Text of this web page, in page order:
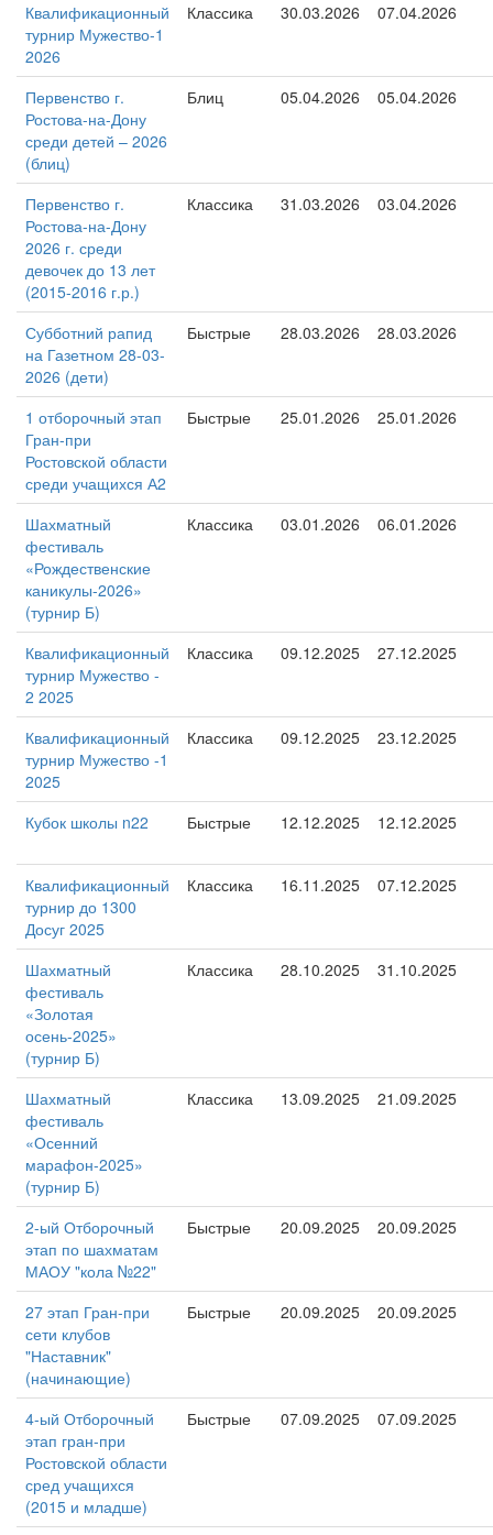
Квалификационный
турнир Мужество-1
2026
Классика 30.03.2026 07.04.2026
Первенство г.
Ростова-на-Дону
среди детей – 2026
(блиц)
Блиц 05.04.2026 05.04.2026
Первенство г.
Ростова-на-Дону
2026 г. среди
девочек до 13 лет
(2015-2016 г.р.)
Классика 31.03.2026 03.04.2026
Субботний рапид
на Газетном 28-03-
2026 (дети)
Быстрые 28.03.2026 28.03.2026
1 отборочный этап
Гран-при
Ростовской области
среди учащихся А2
Быстрые 25.01.2026 25.01.2026
Шахматный
фестиваль
«Рождественские
каникулы-2026»
(турнир Б)
Классика 03.01.2026 06.01.2026
Квалификационный
турнир Мужество -
2 2025
Классика 09.12.2025 27.12.2025
Квалификационный
турнир Мужество -1
2025
Классика 09.12.2025 23.12.2025
Кубок школы n22 Быстрые 12.12.2025 12.12.2025
Квалификационный
турнир до 1300
Досуг 2025
Классика 16.11.2025 07.12.2025
Шахматный
фестиваль
«Золотая
осень-2025»
(турнир Б)
Классика 28.10.2025 31.10.2025
Шахматный
фестиваль
«Осенний
марафон-2025»
(турнир Б)
Классика 13.09.2025 21.09.2025
2-ый Отборочный
этап по шахматам
МАОУ "кола №22"
Быстрые 20.09.2025 20.09.2025
27 этап Гран-при
сети клубов
"Наставник"
(начинающие)
Быстрые 20.09.2025 20.09.2025
4-ый Отборочный
этап гран-при
Ростовской области
сред учащихся
(2015 и младше)
Быстрые 07.09.2025 07.09.2025